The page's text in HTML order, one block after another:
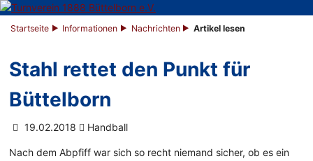
Startseite Informationen Nachrichten Artikel lesen
Stahl rettet den Punkt für
Büttelborn
19.02.2018 Handball
Nach dem Abpfiff war sich so recht niemand sicher, ob es ein